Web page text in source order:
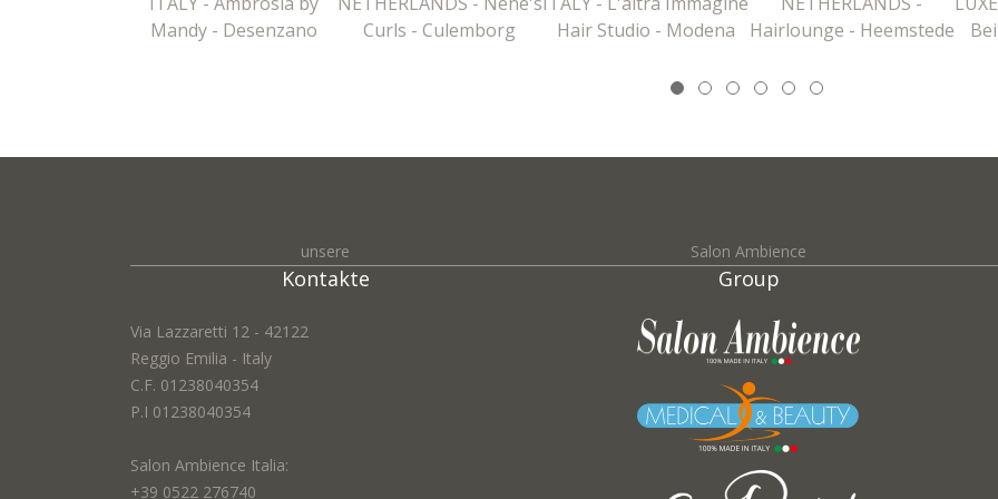
Mandy - Desenzano
Curls - Culemborg
Hair Studio - Modena
Hairlounge - Heemstede
unsere
Kontakte
Via Lazzaretti 12 - 42122
Reggio Emilia - Italy
C.F. 01238040354
P.I 01238040354
Salon Ambience Italia:
+39 0522 276740
Salon Ambience
Group